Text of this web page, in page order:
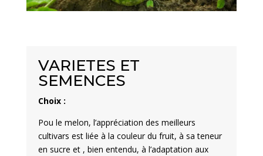
VARIETES ET
SEMENCES
Choix :
Pou le melon, l’appréciation des meilleurs
cultivars est liée à la couleur du fruit, à sa teneur
en sucre et , bien entendu, à l’adaptation aux